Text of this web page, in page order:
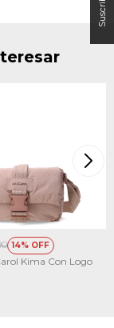
14
Kima Con Logo